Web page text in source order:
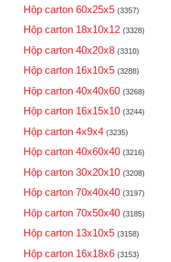
Hộp carton 60x25x5 (3357)
Hộp carton 18x10x12 (3328)
Hộp carton 40x20x8 (3310)
Hộp carton 16x10x5 (3288)
Hộp carton 40x40x60 (3268)
Hộp carton 16x15x10 (3244)
Hộp carton 4x9x4 (3235)
Hộp carton 40x60x40 (3216)
Hộp carton 30x20x10 (3208)
Hộp carton 70x40x40 (3197)
Hộp carton 70x50x40 (3185)
Hộp carton 13x10x5 (3158)
Hộp carton 16x18x6 (3153)